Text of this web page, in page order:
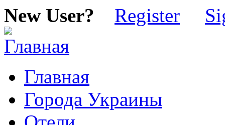
New User? Register
Главная
Города Украины